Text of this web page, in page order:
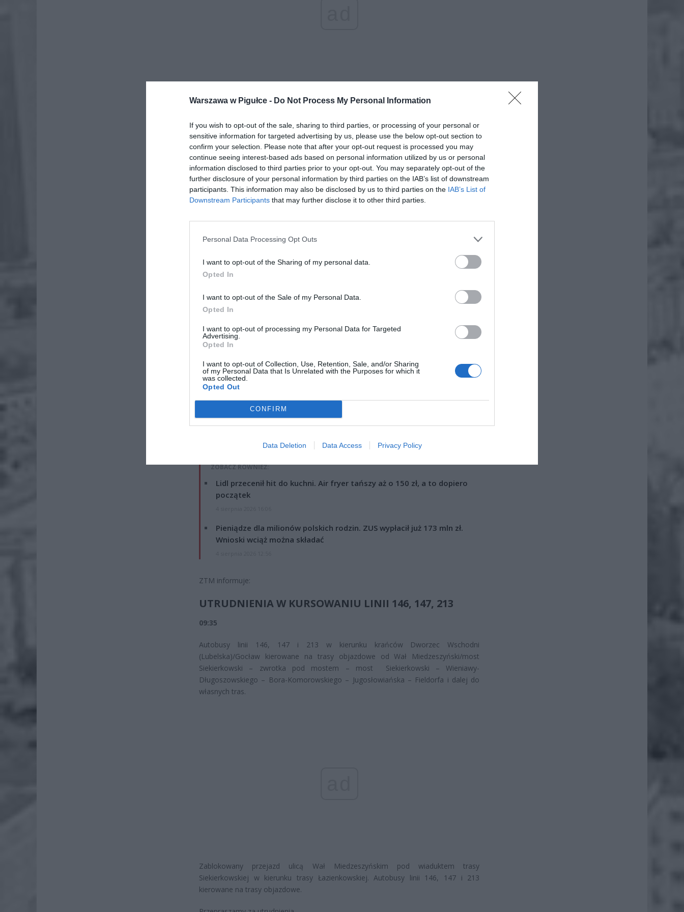
Warszawa w Pigułce - Do Not Process My Personal Information
If you wish to opt-out of the sale, sharing to third parties, or processing of your personal or
sensitive information for targeted advertising by us, please use the below opt-out section to
confirm your selection. Please note that after your opt-out request is processed you may
continue seeing interest-based ads based on personal information utilized by us or personal
information disclosed to third parties prior to your opt-out. You may separately opt-out of the
further disclosure of your personal information by third parties on the IAB’s list of downstream
participants. This information may also be disclosed by us to third parties on the IAB’s List of
Downstream Participants that may further disclose it to other third parties.
Personal Data Processing Opt Outs
I want to opt-out of the Sharing of my personal data.
Opted In
I want to opt-out of the Sale of my Personal Data.
Opted In
I want to opt-out of processing my Personal Data for Targeted
Advertising.
Opted In
I want to opt-out of Collection, Use, Retention, Sale, and/or Sharing
of my Personal Data that Is Unrelated with the Purposes for which it
was collected.
Opted Out
CONFIRM
Data Deletion Data Access Privacy Policy
Pigułce
Jak mówi w rozmowie z Warszawą w Pigułce Jarosław Florczak z sekcji prasowej
Komendy Stołecznej Policji doszło do zderzenia dwóch aut. Jedna osoba jest
obecnie badana w karetce. Ruch w kierunku Centrum jest zablokowany.
ad
ZOBACZ RÓWNIEŻ:
Lidl przecenił hit do kuchni. Air fryer tańszy aż o 150 zł, a to dopiero
początek
Pieniądze dla milionów polskich rodzin. ZUS wypłacił już 173 mln zł.
Wnioski wciąż można składać
ZTM informuje:
UTRUDNIENIA W KURSOWANIU LINII 146, 147, 213
09:35
Autobusy linii 146, 147 i 213 w kierunku krańców Dworzec Wschodni
(Lubelska)/Gocław kierowane na trasy objazdowe od Wał Miedzeszyński/most
Siekierkowski – zwrotka pod mostem – most Siekierkowski – Wieniawy-
Długoszowskiego – Bora-Komorowskiego – Jugosłowiańska – Fieldorfa i dalej do
własnych tras.
Zablokowany przejazd ulicą Wał Miedzeszyńskim pod wiaduktem trasy
Siekierkowskiej w kierunku trasy Łazienkowskiej. Autobusy linii 146, 147 i 213
kierowane na trasy objazdowe.